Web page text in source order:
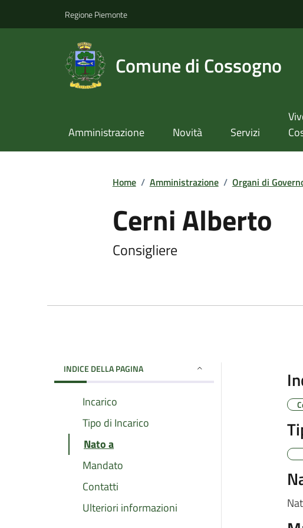
Regione Piemonte
Comune di Cossogno
Amministrazione Novità Servizi
Home / Amministrazione / Organi di
Cerni Alberto
Consigliere
INDICE DELLA PAGINA
Incarico
Tipo di Incarico
Nato a
Mandato
Contatti
Ulteriori informazioni